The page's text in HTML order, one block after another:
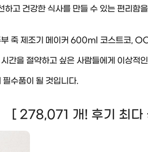
하고 건강한 식사를 만들 수 있는 편리함
부 죽 제조기 메이커 600ml 코스트코,
간을 절약하고 싶은 사람들에게 이상적
수품이 될 것입니다.
[ 278,071 개! 후기 최다